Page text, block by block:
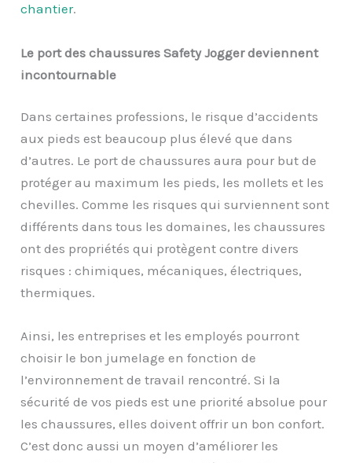
chantier.
Le port des chaussures Safety Jogger deviennent
incontournable
Dans certaines professions, le risque d’accidents
aux pieds est beaucoup plus élevé que dans
d’autres. Le port de chaussures aura pour but de
protéger au maximum les pieds, les mollets et les
chevilles. Comme les risques qui surviennent sont
différents dans tous les domaines, les chaussures
ont des propriétés qui protègent contre divers
risques : chimiques, mécaniques, électriques,
thermiques.
Ainsi, les entreprises et les employés pourront
choisir le bon jumelage en fonction de
l’environnement de travail rencontré. Si la
sécurité de vos pieds est une priorité absolue pour
les chaussures, elles doivent offrir un bon confort.
C’est donc aussi un moyen d’améliorer les